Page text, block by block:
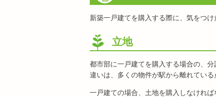
新築一戸建てを購入する際に、気をつけ
立地
都市部に一戸建てを購入する場合の、
違いは、多くの物件が駅から離れている
一戸建ての場合、土地を購入しなければ